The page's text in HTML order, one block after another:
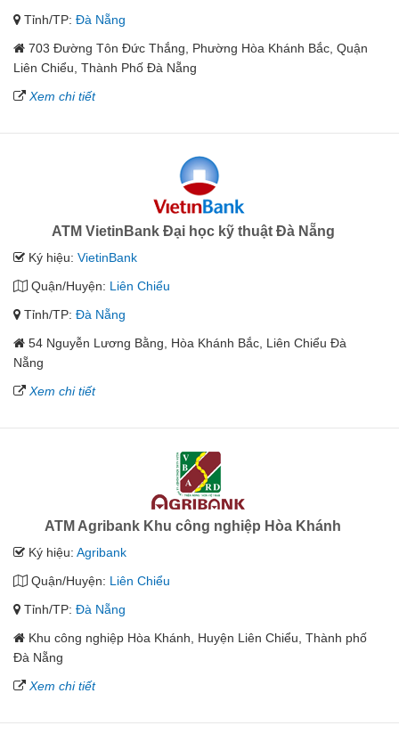
Tỉnh/TP: Đà Nẵng
703 Đường Tôn Đức Thắng, Phường Hòa Khánh Bắc, Quận
Liên Chiểu, Thành Phố Đà Nẵng
Xem chi tiết
ATM VietinBank Đại học kỹ thuật Đà Nẵng
Ký hiệu: VietinBank
Quận/Huyện: Liên Chiểu
Tỉnh/TP: Đà Nẵng
54 Nguyễn Lương Bằng, Hòa Khánh Bắc, Liên Chiểu Đà
Nẵng
Xem chi tiết
ATM Agribank Khu công nghiệp Hòa Khánh
Ký hiệu: Agribank
Quận/Huyện: Liên Chiểu
Tỉnh/TP: Đà Nẵng
Khu công nghiệp Hòa Khánh, Huyện Liên Chiểu, Thành phố
Đà Nẵng
Xem chi tiết